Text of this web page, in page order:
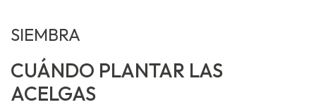
SIEMBRA
CUÁNDO PLANTAR LAS
ACELGAS